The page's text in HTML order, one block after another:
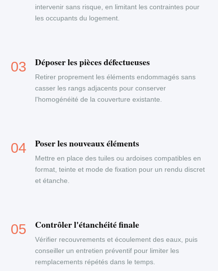
intervenir sans risque, en limitant les contraintes pour
les occupants du logement.
Déposer les pièces défectueuses
Retirer proprement les éléments endommagés sans
casser les rangs adjacents pour conserver
l'homogénéité de la couverture existante.
Poser les nouveaux éléments
Mettre en place des tuiles ou ardoises compatibles en
format, teinte et mode de fixation pour un rendu discret
et étanche.
Contrôler l'étanchéité finale
Vérifier recouvrements et écoulement des eaux, puis
conseiller un entretien préventif pour limiter les
remplacements répétés dans le temps.